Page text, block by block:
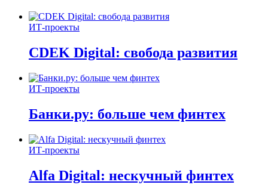
ИТ-проекты
CDEK Digital: свобода развития
ИТ-проекты
Банки.ру: больше чем финтех
ИТ-проекты
Alfa Digital: нескучный финтех